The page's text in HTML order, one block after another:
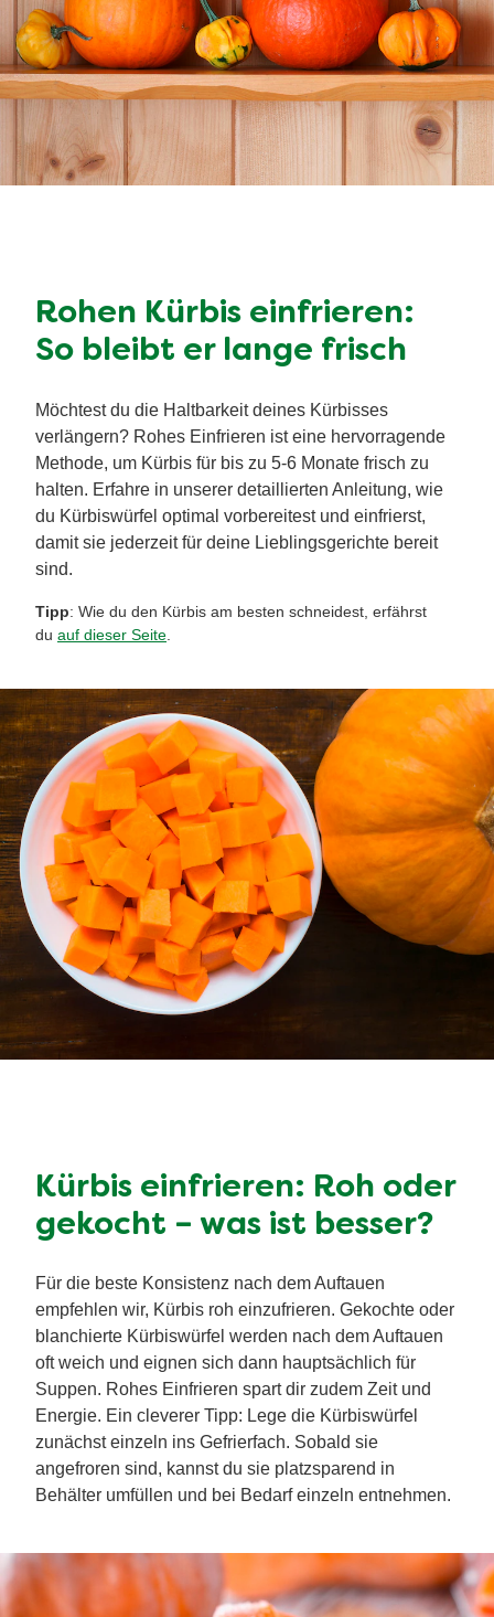
Rohen Kürbis einfrieren:
So bleibt er lange frisch
Möchtest du die Haltbarkeit deines Kürbisses
verlängern? Rohes Einfrieren ist eine hervorragende
Methode, um Kürbis für bis zu 5-6 Monate frisch zu
halten. Erfahre in unserer detaillierten Anleitung, wie
du Kürbiswürfel optimal vorbereitest und einfrierst,
damit sie jederzeit für deine Lieblingsgerichte bereit
sind.
Tipp: Wie du den Kürbis am besten schneidest, erfährst
du auf dieser Seite
Kürbis einfrieren: Roh oder
gekocht – was ist besser?
Für die beste Konsistenz nach dem Auftauen
empfehlen wir, Kürbis roh einzufrieren. Gekochte oder
blanchierte Kürbiswürfel werden nach dem Auftauen
oft weich und eignen sich dann hauptsächlich für
Suppen. Rohes Einfrieren spart dir zudem Zeit und
Energie. Ein cleverer Tipp: Lege die Kürbiswürfel
zunächst einzeln ins Gefrierfach. Sobald sie
angefroren sind, kannst du sie platzsparend in
Behälter umfüllen und bei Bedarf einzeln entnehmen.